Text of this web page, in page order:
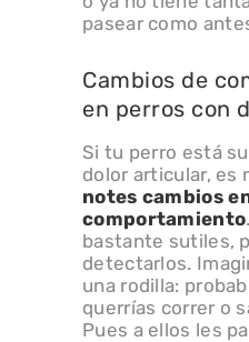
pasear como
Cambios de
en perros con
Si tu perro está
dolor articular, es
notes cambios
comportamiento
bastante sutiles,
detectarlos.
una rodilla:
querrías correr o
Pues a ellos les